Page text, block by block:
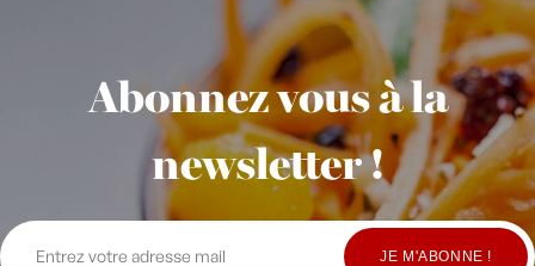
Abonnez vous à la
newsletter !